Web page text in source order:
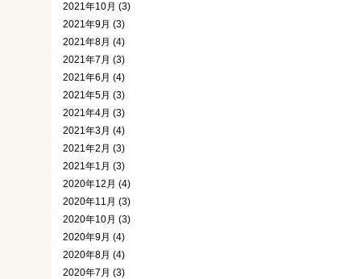
2021年10月 (3)
2021年9月 (3)
2021年8月 (4)
2021年7月 (3)
2021年6月 (4)
2021年5月 (3)
2021年4月 (3)
2021年3月 (4)
2021年2月 (3)
2021年1月 (3)
2020年12月 (4)
2020年11月 (3)
2020年10月 (3)
2020年9月 (4)
2020年8月 (4)
2020年7月 (3)